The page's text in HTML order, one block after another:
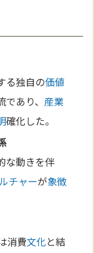
る独自の価値
であり、産業
確化した。
な動きを伴
チャーが象徴
消費文化と結